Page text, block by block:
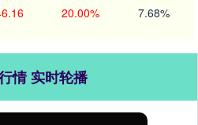
20.00% 7.68%
情 实时轮播